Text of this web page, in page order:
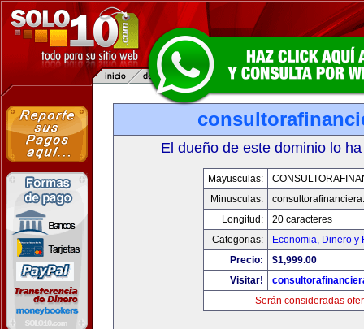
El dueño de este dominio lo
Mayusculas:
Minusculas:
Longitud:
20 caracteres
Categorias:
Economia, Dinero y
Precio:
$1,999.00
Visitar!
Serán consideradas